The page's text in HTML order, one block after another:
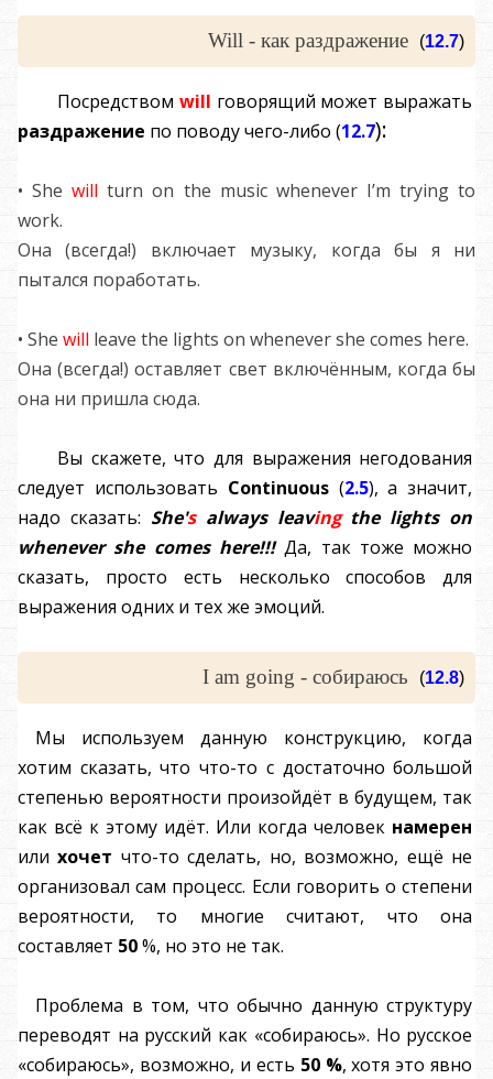
Will - как раздражение (12.7)
Посредством will говорящий может выражать
раздражение по поводу чего-либо (12.7):
• Shewill turn on the music whenever I’m trying to
work.
Она (всегда!) включает музыку, когда бы я ни
пытался поработать.
• She will leave the lights on whenever she comes here.
Она (всегда!) оставляет свет включённым, когда бы
она ни пришла сюда.
Вы скажете, что для выражения негодования
следует использовать Continuous (2.5), а значит,
надо сказать: She's always leaving the lights on
whenever she comes here!!! Да, так тоже можно
сказать, просто есть несколько способов для
выражения одних и тех же эмоций.
I am going - собираюсь (12.8)
Мы используем данную конструкцию, когда
хотим сказать, что что-то с достаточно большой
степенью вероятности произойдёт в будущем, так
как всё к этому идёт. Или когда человек намерен
или хочет что-то сделать, но, возможно, ещё не
организовал сам процесс. Если говорить о степени
вероятности, то многие считают, что она
составляет 50%, но это не так.
Проблема в том, что обычно данную структуру
переводят на русский как «собираюсь». Но русское
«собираюсь», возможно, и есть 50 %, хотя это явно